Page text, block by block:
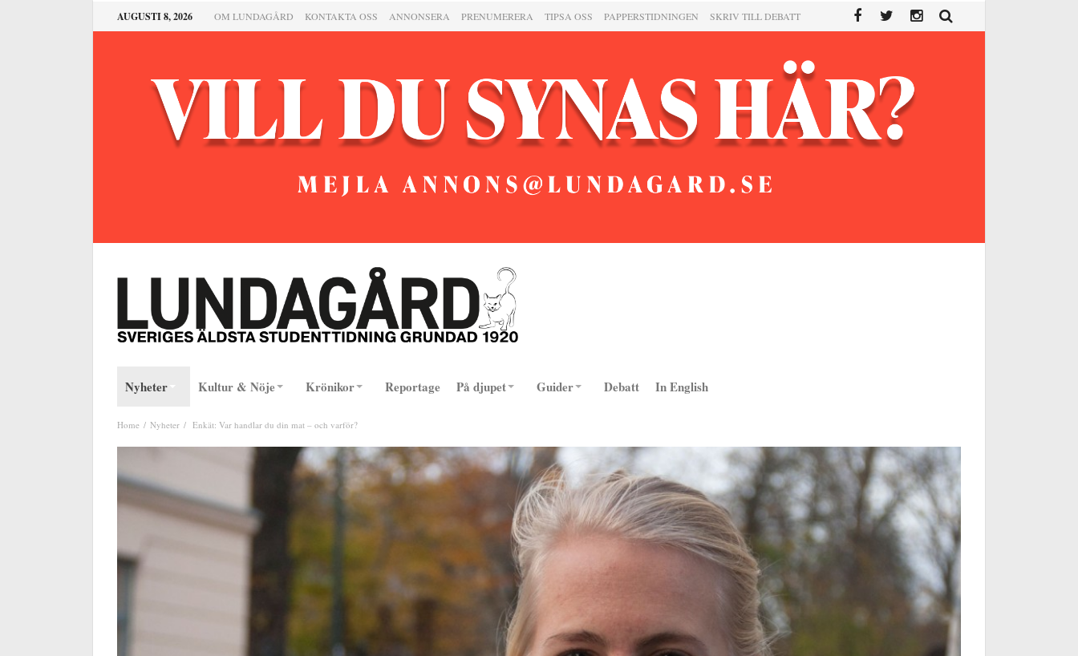
AUGUSTI 8, 2026 OM LUNDAGÅRD KONTAKTA OSS ANNONSERA PRENUMERERA TIPSA OSS PAPPERSTIDNINGEN SKRIV TILL DEBATT
Nyheter Kultur & Nöje Krönikor Reportage På djupet Guider Debatt In English
Home Nyheter Enkät: Var handlar du din mat – och varför?